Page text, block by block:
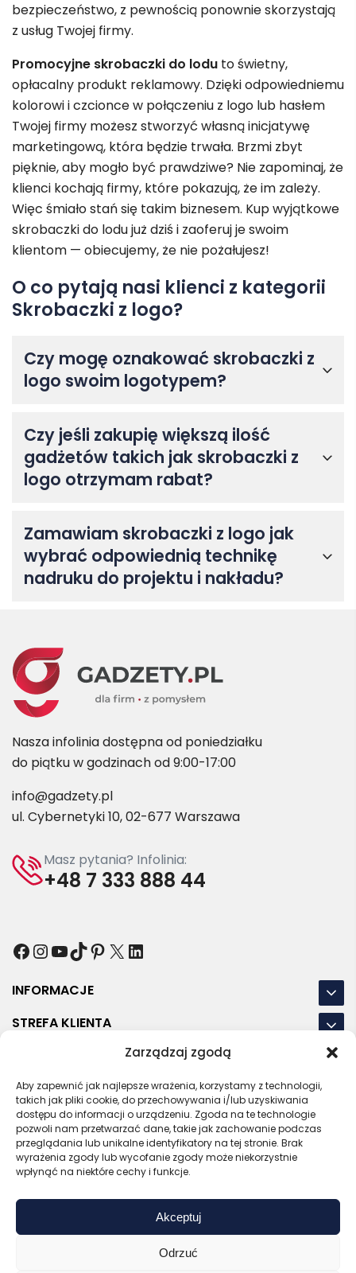
Zarządzaj zgodą
Aby zapewnić jak najlepsze wrażenia, korzystamy z technologii,
takich jak pliki cookie, do przechowywania i/lub uzyskiwania
dostępu do informacji o urządzeniu. Zgoda na te technologie
pozwoli nam przetwarzać dane, takie jak zachowanie podczas
przeglądania lub unikalne identyfikatory na tej stronie. Brak
wyrażenia zgody lub wycofanie zgody może niekorzystnie
wpłynąć na niektóre cechy i funkcje.
Akceptuj
Odrzuć
bezpieczeństwo, z pewnością ponownie skorzystają
z usług Twojej firmy.
Promocyjne skrobaczki do lodu to świetny,
opłacalny produkt reklamowy. Dzięki odpowiedniemu
kolorowi i czcionce w połączeniu z logo lub hasłem
Twojej firmy możesz stworzyć własną inicjatywę
marketingową, która będzie trwała. Brzmi zbyt
pięknie, aby mogło być prawdziwe? Nie zapominaj, że
klienci kochają firmy, które pokazują, że im zależy.
Więc śmiało stań się takim biznesem. Kup wyjątkowe
skrobaczki do lodu już dziś i zaoferuj je swoim
klientom — obiecujemy, że nie pożałujesz!
O co pytają nasi klienci z kategorii
Skrobaczki z logo?
Czy mogę oznakować skrobaczki z
logo swoim logotypem?
Czy jeśli zakupię większą ilość
gadżetów takich jak skrobaczki z
logo otrzymam rabat?
Zamawiam skrobaczki z logo jak
wybrać odpowiednią technikę
nadruku do projektu i nakładu?
Nasza infolinia dostępna od poniedziałku
do piątku w godzinach od 9:00-17:00
info@gadzety.pl
ul. Cybernetyki 10, 02-677 Warszawa
Masz pytania? Infolinia:
+48 7 333 888 44
Facebook
Instagram
YouTube
TikTok
Pinterest
X LinkedIn
INFORMACJE
STREFA KLIENTA
NASZE LOKALIZACJE
OSTATNIE POSTY
RODOREGULAMINPOLITYKA PRYWATNOŚCI
Certyfikat SSL
Zaufany sprzedawca
Sprawdź opinie